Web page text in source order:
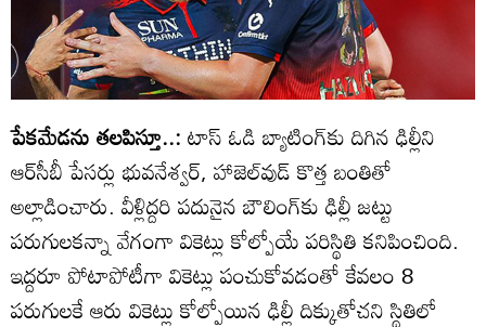
పేకమేడను తలపిస్తూ..:టాస్‌ ఓడి బ్యాటింగ్‌కు దిగిన ఢిల్లీని
ఆర్‌సీబీ పేసర్లు భువనేశ్వర్‌, హాజెల్‌వుడ్‌ కొత్త బంతితో
అల్లాడించారు. వీళ్లిద్దరి పదునైన బౌలింగ్‌కు ఢిల్లీ జట్టు
పరుగులకన్నా వేగంగా వికెట్లు కోల్పోయే పరిస్థితి కనిపించింది.
ఇద్దరూ పోటాపోటీగా వికెట్లు పంచుకోవడంతో కేవలం 8
పరుగులకే ఆరు వికెట్లు కోల్పోయిన ఢిల్లీ దిక్కుతోచని స్థితిలో